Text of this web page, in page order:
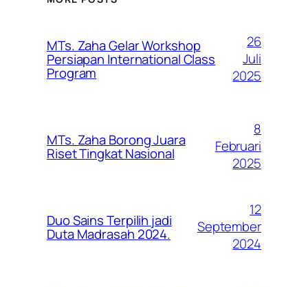
MTs. Zaha Gelar Workshop
Persiapan International Class
Program
26
Juli
2025
MTs. Zaha Borong Juara
Riset Tingkat Nasional
8
Februari
2025
Duo Sains Terpilih jadi
Duta Madrasah 2024.
12
September
2024